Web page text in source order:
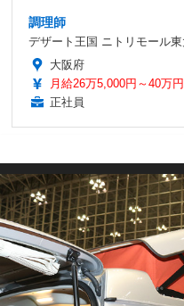
調理師
デザート王国 ニトリモール東
大阪府
月給26万5,000円～40万円
正社員